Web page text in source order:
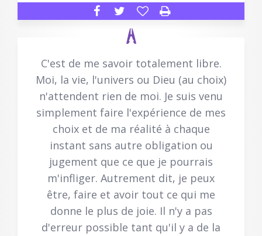
C'est de me savoir totalement libre.
Moi, la vie, l'univers ou Dieu (au choix)
n'attendent rien de moi. Je suis venu
simplement faire l'expérience de mes
choix et de ma réalité à chaque
instant sans autre obligation ou
jugement que ce que je pourrais
m'infliger. Autrement dit, je peux
être, faire et avoir tout ce qui me
donne le plus de joie. Il n'y a pas
d'erreur possible tant qu'il y a de la